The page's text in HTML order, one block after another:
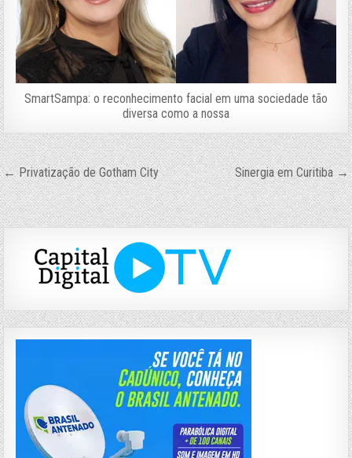
SmartSampa: o reconhecimento facial em uma sociedade tão
diversa como a nossa
Navegação
de
Post
← Privatização de Gotham City Sinergia em Curitiba →